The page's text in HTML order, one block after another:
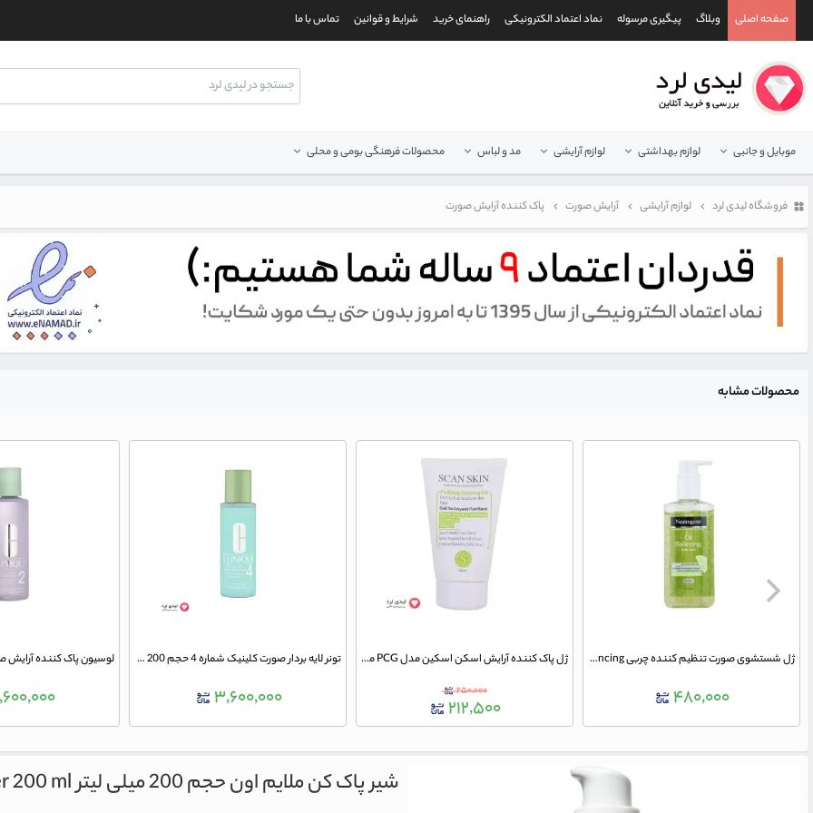
صفحه اصلی وبلاگ پیگیری مرسوله نماد اعتماد الکترونیکی راهنمای خرید شرایط و قوانین تماس با ما
موبایل و جانبی لوازم بهداشتی لوازم آرایشی مد و لباس محصولات فرهنگی بومی و محلی
فروشگاه لیدی لرد لوازم آرایشی آرایش صورت پاک کننده آرایش صورت
محصولات مشابه
ژل شستشوی صورت تنظیم کننده چربی Oil Balancing نوتروژینا حجم 200 میلی لیتر
۴۸۰,۰۰۰
ژل پاک کننده آرایش اسکن اسکین مدل PCG مناسب پوست های چرب و مستعد آکنه حجم 150 میلی لیتر
۲۵۰,۰۰۰
۲۱۲,۵۰۰
تونر لایه بردار صورت کلینیک شماره 4 حجم 200 میلی لیتر
۳,۶۰۰,۰۰۰
شیر پاک کن ملایم اون حجم 200 میلی لیتر 200 ml